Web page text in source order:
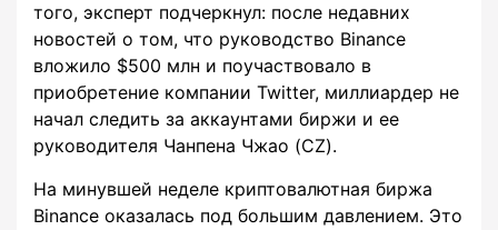
того, эксперт подчеркнул: после недавних
новостей о том, что руководство Binance
вложило $500 млн и поучаствовало в
приобретение компании Twitter, миллиардер не
начал следить за аккаунтами биржи и ее
руководителя Чанпена Чжао (CZ).
На минувшей неделе криптовалютная биржа
Binance оказалась под большим давлением. Это